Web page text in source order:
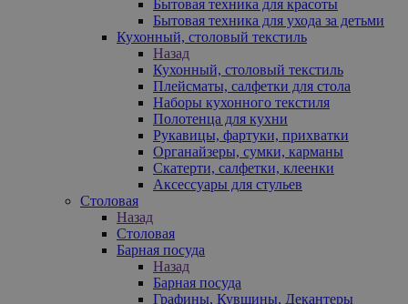
Бытовая техника для красоты
Бытовая техника для ухода за детьми
Кухонный, столовый текстиль
Назад
Кухонный, столовый текстиль
Плейсматы, салфетки для стола
Наборы кухонного текстиля
Полотенца для кухни
Рукавицы, фартуки, прихватки
Органайзеры, сумки, карманы
Скатерти, салфетки, клеенки
Аксессуары для стульев
Столовая
Назад
Столовая
Барная посуда
Назад
Барная посуда
Графины, Кувшины, Декантеры